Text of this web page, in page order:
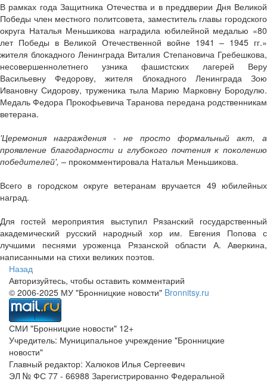
В рамках года Защитника Отечества и в преддверии Дня Великой
Победы член местного политсовета, заместитель главы городского
округа Наталья Меньшикова наградила юбилейной медалью «80
лет Победы в Великой Отечественной войне 1941 – 1945 гг.»
жителя блокадного Ленинграда Виталия Степановича Гребешкова,
несовершеннолетнего узника фашистских лагерей Веру
Васильевну Федорову, жителя блокадного Ленинграда Зою
Ивановну Сидорову, труженика тыла Марию Марковну Бородулю.
Медаль Федора Прокофьевича Таранова передана родственникам
ветерана.
'Церемония награждения - не просто формальный акт, а
проявление благодарности и глубокого почтения к поколению
победителей', – прокомментировала Наталья Меньшикова.
Всего в городском округе ветеранам вручается 49 юбилейных
наград.
Для гостей мероприятия выступил Рязанский государственный
академический русский народный хор им. Евгения Попова с
лучшими песнями уроженца Рязанской области А. Аверкина,
написанными на стихи великих поэтов.
Назад
Авторизуйтесь, чтобы оставить комментарий
© 2006-2025 МУ "Бронницкие новости" Bronnitsy.ru
СМИ "Бронницкие новости" 12+
Учредитель: Муниципальное учреждение "Бронницкие
новости"
Главный редактор: Халюков Илья Сергеевич
ЭЛ № ФС 77 - 66988 Зарегистрированно Федеральной